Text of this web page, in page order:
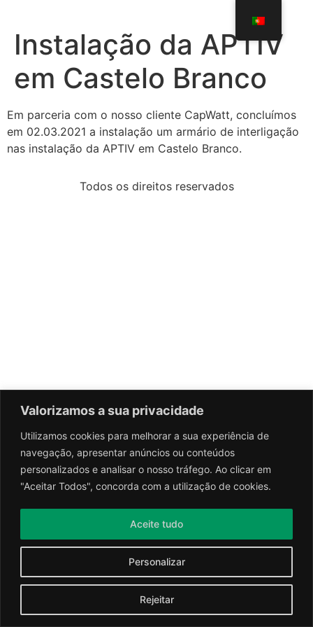
Valorizamos a sua privacidade
Utilizamos cookies para melhorar a sua experiência de
navegação, apresentar anúncios ou conteúdos
personalizados e analisar o nosso tráfego. Ao clicar em
"Aceitar Todos", concorda com a utilização de cookies.
Personalizar
Rejeitar
Aceite tudo
Instalação da APTIV
em Castelo Branco
Em parceria com o nosso cliente CapWatt, concluímos
em 02.03.2021 a instalação um armário de interligação
nas instalação da APTIV em Castelo Branco.
Todos os direitos reservados